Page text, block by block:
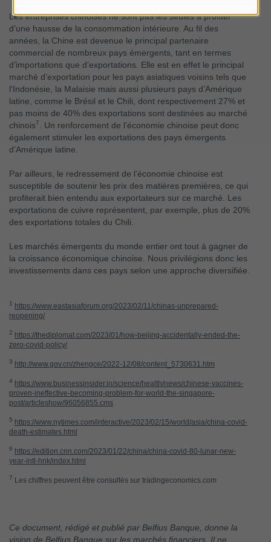
Les entreprises chinoises ne sont pas les seules à profiter
d’une hausse de la consommation intérieure. Au fil des
années, la Chine est devenue le principal partenaire
commercial de nombreux pays émergents, tant en termes
d’importations que d’exportations. Elle est en effet le principal
marché d’exportation pour les pays asiatiques voisins tels que
l'Indonésie, la Malaisie mais aussi plusieurs pays d’Amérique
latine, comme le Brésil et le Chili, dont respectivement 27% et
pas moins de 40% des exportations sont destinées au marché
chinois7
. Un renforcement de l’économie chinoise peut donc
également stimuler les exportations des pays émergents
d’Amérique latine.
Par ailleurs, le redressement de l’économie chinoise est
susceptible de soutenir les prix des matières premières, ce qui
profiterait bien entendu aux exportateurs sur ce marché. Les
exportations de cuivre représentent, par exemple, plus de 20%
des exportations totales du Chili.
Les marchés émergents du monde entier ont tout à gagner de
la croissance économique chinoise. Nous privilégions donc les
investissements dans ces pays selon une approche diversifiée.
1
https://www.eastasiaforum.org/2023/02/11/chinas-unprepared-
reopening/
2 https://thediplomat.com/2023/01/how-beijing-accidentally-ended-the-
zero-covid-policy/
3 http://www.gov.cn/zhengce/2022-12/08/content_5730631.htm
4 https://www.businessinsider.in/science/health/news/chinese-vaccines-
proven-ineffective-becoming-problem-for-world-the-singapore-
post/articleshow/96056855.cms
5 https://www.nytimes.com/interactive/2023/02/15/world/asia/china-covid-
death-estimates.html
6 https://edition.cnn.com/2023/01/22/china/china-covid-80-lunar-new-
year-intl-hnk/index.html
7 Les chiffres peuvent être consultés sur tradingeconomics.com
Ce document, rédigé et publié par Belfius Banque, donne la
vision de Belfius Banque sur les marchés financiers. Il ne